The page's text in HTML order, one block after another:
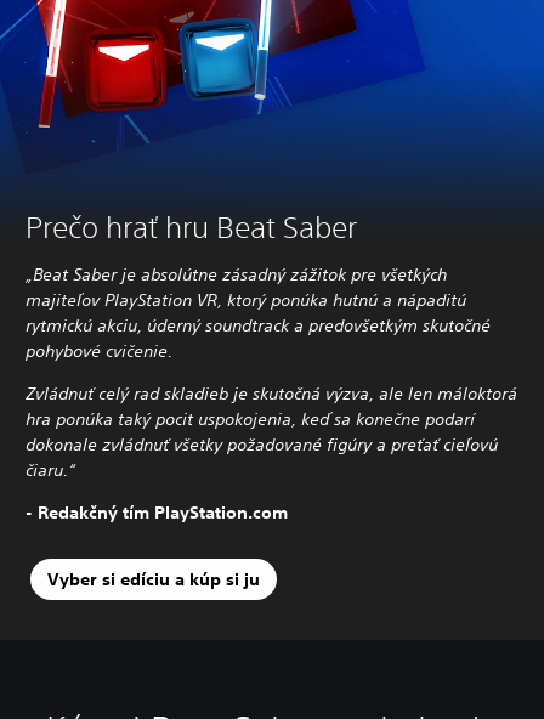
Prečo hrať hru Beat Saber
„Beat Saber je absolútne zásadný zážitok pre všetkých
majiteľov PlayStation VR, ktorý ponúka hutnú a nápaditú
rytmickú akciu, úderný soundtrack a predovšetkým skutočné
pohybové cvičenie.
Zvládnuť celý rad skladieb je skutočná výzva, ale len máloktorá
hra ponúka taký pocit uspokojenia, keď sa konečne podarí
dokonale zvládnuť všetky požadované figúry a preťať cieľovú
čiaru.“
- Redakčný tím PlayStation.com
Vyber si edíciu a kúp si ju